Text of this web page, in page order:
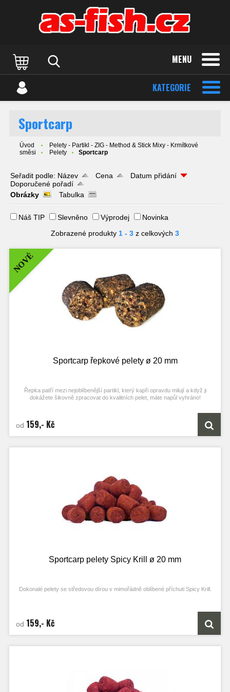
MENU
KATEGORIE
Sportcarp
Úvod
Pelety - Partikl - ZIG - Method & Stick Mixy - Krmítkové
směsi
Pelety Sportcarp
Seřadit podle: Název Cena
Datum přidání
Doporučené pořadí
Obrázky
Tabulka
Náš TIP Slevněno Výprodej
Novinka
Zobrazené produkty 1 - 3 z celkových 3
NOVÉ
Sportcarp řepkové pelety ø 20 mm
Řepka patří mezi nejoblíbenější partikl, který kapři opravdu milují a když ji
dokážete šikovně zpracovat do kvalitních pelet, máte napůl vyhráno!
Tyto pelety obsahují řepku v různých formách od moučky, přes drť až po celé
Díky středové dírce je snadno dokážete i nastražit pod háček, anebo navlíknout
vynikajícím krmením na zabahněné vody a krátkodobé závody, kde potřebujete
dělat rychlé body!
od 159,- Kč
Sportcarp pelety Spicy Krill ø 20 mm
Dokonalé pelety se středovou dírou v mimořádně oblíbené příchuti Spicy Krill.
směsi. Samozřejmě díky naprosto odlišné výrobě musely proběhnout nějaké
k celé řadě Spicy Krill. Tyto pelety obsahují všechny klíčové složky včetně
jednoznačně nejsilnější zbraní!
dobu a udrží je na místě aktivní, i když jsou už úplně rozpadlé. Jsou tak
vynikajícím krmením na zabahněné vody a krátkodobé závody, kde potřebujete
dělat rychlé body!
od 159,- Kč